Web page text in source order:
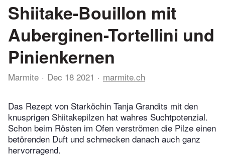
Shiitake-Bouillon mit
Auberginen-Tortellini und
Pinienkernen
Marmite Dec 18 2021 marmite.ch
Das Rezept von Starköchin Tanja Grandits mit den
knusprigen Shiitakepilzen hat wahres Suchtpotenzial.
Schon beim Rösten im Ofen verströmen die Pilze einen
betörenden Duft und schmecken danach auch ganz
hervorragend.